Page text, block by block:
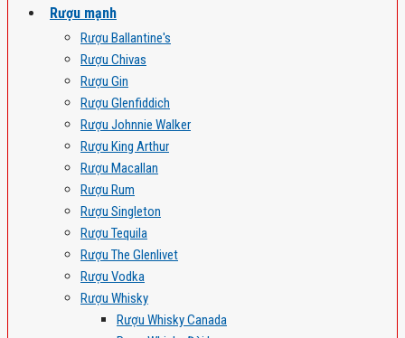
Rượu mạnh
Rượu Ballantine's
Rượu Chivas
Rượu Gin
Rượu Glenfiddich
Rượu Johnnie Walker
Rượu King Arthur
Rượu Macallan
Rượu Rum
Rượu Singleton
Rượu Tequila
Rượu The Glenlivet
Rượu Vodka
Rượu Whisky
Rượu Whisky Canada